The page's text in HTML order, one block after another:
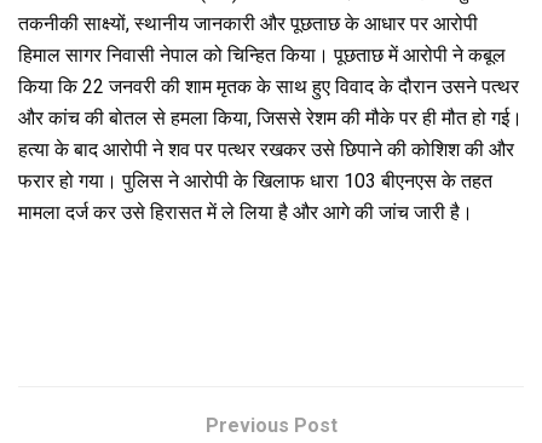
तकनीकी साक्ष्यों, स्थानीय जानकारी और पूछताछ के आधार पर आरोपी
हिमाल सागर निवासी नेपाल को चिन्हित किया। पूछताछ में आरोपी ने कबूल
किया कि 22 जनवरी की शाम मृतक के साथ हुए विवाद के दौरान उसने पत्थर
और कांच की बोतल से हमला किया, जिससे रेशम की मौके पर ही मौत हो गई।
हत्या के बाद आरोपी ने शव पर पत्थर रखकर उसे छिपाने की कोशिश की और
फरार हो गया। पुलिस ने आरोपी के खिलाफ धारा 103 बीएनएस के तहत
मामला दर्ज कर उसे हिरासत में ले लिया है और आगे की जांच जारी है।
Previous Post